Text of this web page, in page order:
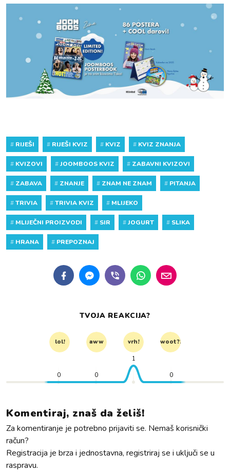
# RIJEŠI # RIJEŠI KVIZ # KVIZ # KVIZ ZNANJA
# KVIZOVI #JOOMBOOS KVIZ # ZABAVNI KVIZOVI
# ZABAVA # ZNANJE # ZNAM NE ZNAM # PITANJA
#TRIVIA #TRIVIA KVIZ # MLIJEKO
# MLIJEČNI PROIZVODI # SIR #JOGURT # SLIKA
# HRANA # PREPOZNAJ
TVOJA REAKCIJA?
lol! aww vrh! woot?!
0 0
1
0
Komentiraj, znaš da želiš!
Za komentiranje je potrebno prijaviti se. Nemaš korisnički
račun?
Registracija je brza i jednostavna, registriraj se i uključi se u
raspravu.